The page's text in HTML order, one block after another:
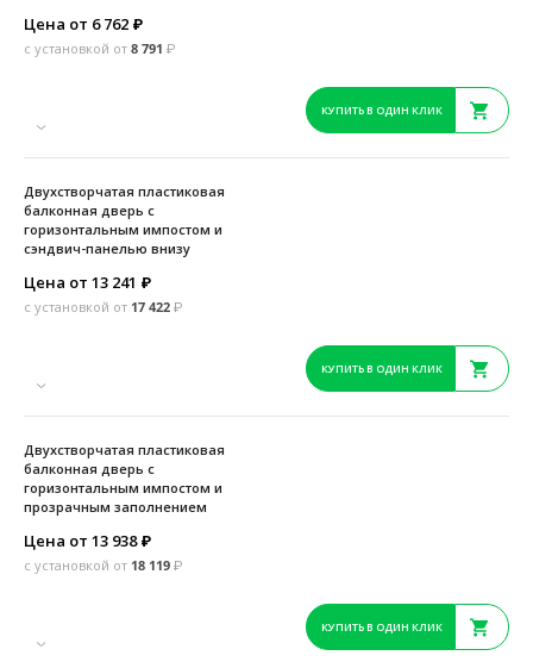
Цена от 6 762 ₽
с установкой от 8 791 ₽
КУПИТЬ В ОДИН КЛИК
Двухстворчатая пластиковая
балконная дверь с
горизонтальным импостом и
сэндвич-панелью внизу
Цена от 13 241 ₽
с установкой от 17 422 ₽
КУПИТЬ В ОДИН КЛИК
Двухстворчатая пластиковая
балконная дверь с
горизонтальным импостом и
прозрачным заполнением
Цена от 13 938 ₽
с установкой от 18 119 ₽
КУПИТЬ В ОДИН КЛИК